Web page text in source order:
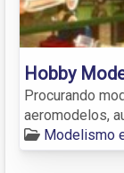
Hobby
Procurando
aeromodelos,
Modelismo